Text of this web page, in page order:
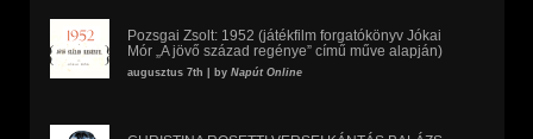
Pozsgai Zsolt: 1952 (játékfilm forgatókönyv Jókai
Mór „A jövő század regénye” című műve alapján)
augusztus 7th | by Napút Online